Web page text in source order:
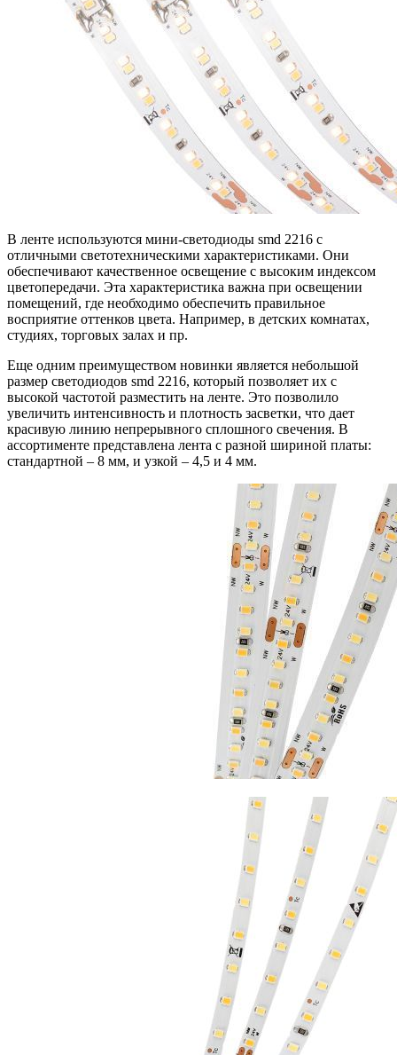
В ленте используются мини-светодиоды smd 2216 с
отличными светотехническими характеристиками. Они
обеспечивают качественное освещение с высоким индексом
цветопередачи. Эта характеристика важна при освещении
помещений, где необходимо обеспечить правильное
восприятие оттенков цвета. Например, в детских комнатах,
студиях, торговых залах и пр.
Еще одним преимуществом новинки является небольшой
размер светодиодов smd 2216, который позволяет их с
высокой частотой разместить на ленте. Это позволило
увеличить интенсивность и плотность засветки, что дает
красивую линию непрерывного сплошного свечения. В
ассортименте представлена лента с разной шириной платы:
стандартной – 8 мм, и узкой – 4,5 и 4 мм.